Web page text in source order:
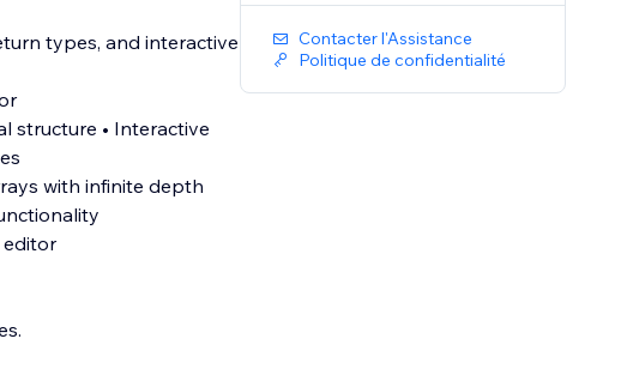
types, and interactive
structure • Interactive
with infinite depth
editor
Contacter l'Assistance
Politique de confidentialité